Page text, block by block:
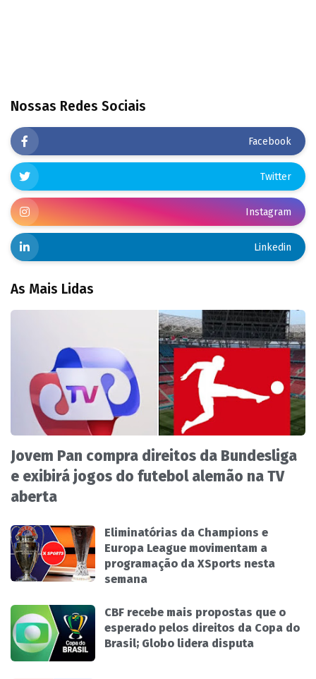
Nossas Redes Sociais
Facebook
Twitter
Instagram
Linkedin
As Mais Lidas
Jovem Pan compra direitos da Bundesliga
e exibirá jogos do futebol alemão na TV
aberta
Eliminatórias da Champions e
Europa League movimentam a
programação da XSports nesta
semana
CBF recebe mais propostas que o
esperado pelos direitos da Copa do
Brasil; Globo lidera disputa